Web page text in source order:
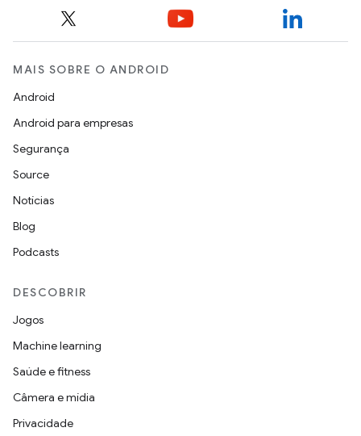
MAIS SOBRE O ANDROID
Android
Android para empresas
Segurança
Source
Notícias
Blog
Podcasts
DESCOBRIR
Jogos
Machine learning
Saúde e fitness
Câmera e mídia
Privacidade